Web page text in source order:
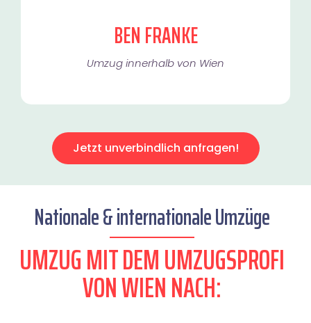
BEN FRANKE
Umzug innerhalb von Wien​
Jetzt unverbindlich anfragen!
Nationale & internationale Umzüge
UMZUG MIT DEM UMZUGSPROFI
VON WIEN NACH: